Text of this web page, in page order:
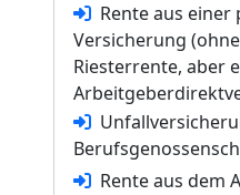
Rente aus einer
Versicherung (ohne
Riesterrente, aber
Rente aus dem